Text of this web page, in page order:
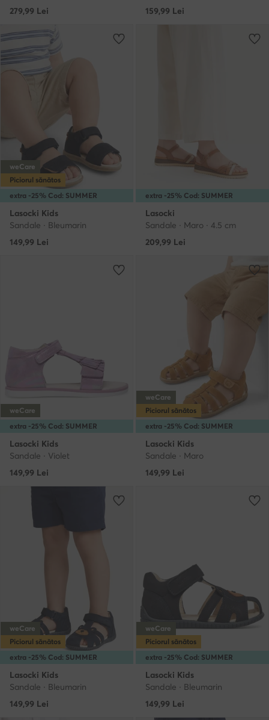
279,99 Lei
159,99 Lei
extra -25% Cod: SUMMER
weCare
Piciorul sănătos
Lasocki Kids
Sandale · Bleumarin
149,99 Lei
extra -25% Cod: SUMMER
Lasocki
Sandale · Maro · 4.5 cm
209,99 Lei
extra -25% Cod: SUMMER
weCare
Lasocki Kids
Sandale · Violet
149,99 Lei
extra -25% Cod: SUMMER
weCare
Piciorul sănătos
Lasocki Kids
Sandale · Maro
149,99 Lei
extra -25% Cod: SUMMER
weCare
Piciorul sănătos
Lasocki Kids
Sandale · Bleumarin
149,99 Lei
extra -25% Cod: SUMMER
weCare
Piciorul sănătos
Lasocki Kids
Sandale · Bleumarin
149,99 Lei